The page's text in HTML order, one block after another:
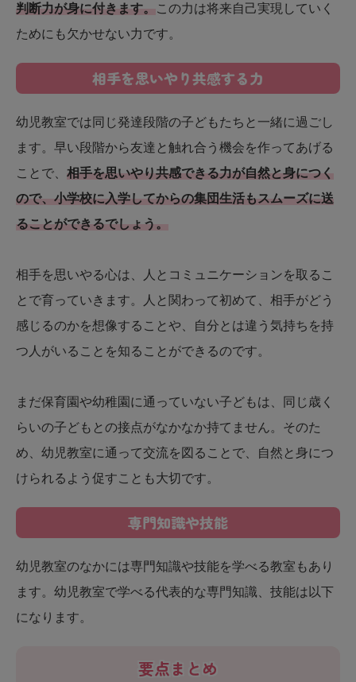
判断力が身に付きます。
この力は将来自己実現していく
ためにも欠かせない力です。
相手を思いやり共感する力
幼児教室では同じ発達段階の子どもたちと一緒に過ごし
ます。早い段階から友達と触れ合う機会を作ってあげる
ことで、 相手を思いやり共感できる力が自然と身につく
ので、小学校に入学してからの集団生活もスムーズに送
ることができるでしょう。
相手を思いやる心は、人とコミュニケーションを取るこ
とで育っていきます。人と関わって初めて、相手がどう
感じるのかを想像することや、自分とは違う気持ちを持
つ人がいることを知ることができるのです。
まだ保育園や幼稚園に通っていない子どもは、同じ歳く
らいの子どもとの接点がなかなか持てません。そのた
め、幼児教室に通って交流を図ることで、自然と身につ
けられるよう促すことも大切です。
専門知識や技能
幼児教室のなかには専門知識や技能を学べる教室もあり
ます。幼児教室で学べる代表的な専門知識、技能は以下
になります。
要点まとめ